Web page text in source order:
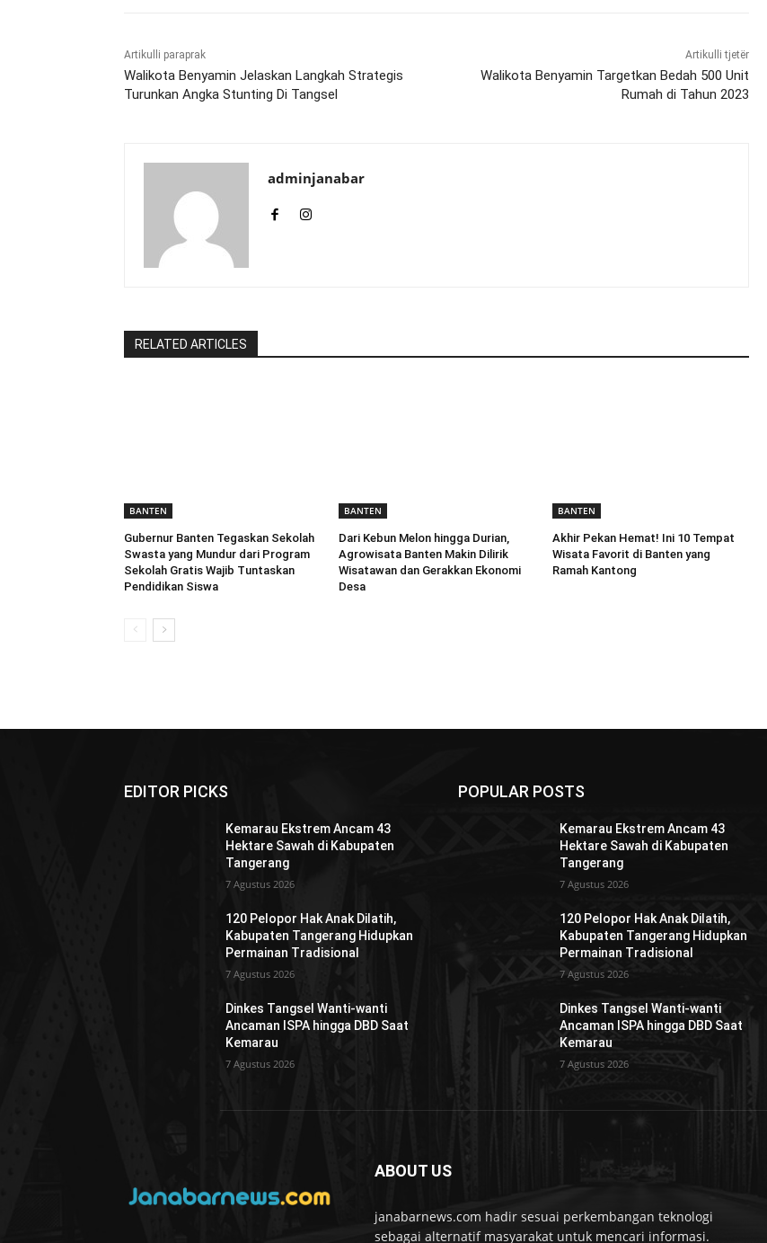
Artikulli paraprak
Walikota Benyamin Jelaskan Langkah Strategis
Turunkan Angka Stunting Di Tangsel
Artikulli tjetër
Walikota Benyamin Targetkan Bedah 500 Unit
Rumah di Tahun 2023
adminjanabar
RELATED ARTICLES
BANTEN
Gubernur Banten Tegaskan Sekolah
Swasta yang Mundur dari Program
Sekolah Gratis Wajib Tuntaskan
Pendidikan Siswa
BANTEN
Dari Kebun Melon hingga Durian,
Agrowisata Banten Makin Dilirik
Wisatawan dan Gerakkan Ekonomi
Desa
BANTEN
Akhir Pekan Hemat! Ini 10 Tempat
Wisata Favorit di Banten yang
Ramah Kantong
EDITOR PICKS
Kemarau Ekstrem Ancam 43
Hektare Sawah di Kabupaten
Tangerang
7 Agustus 2026
120 Pelopor Hak Anak Dilatih,
Kabupaten Tangerang Hidupkan
Permainan Tradisional
7 Agustus 2026
Dinkes Tangsel Wanti-wanti
Ancaman ISPA hingga DBD Saat
Kemarau
7 Agustus 2026
POPULAR POSTS
Kemarau Ekstrem Ancam 43
Hektare Sawah di Kabupaten
Tangerang
7 Agustus 2026
120 Pelopor Hak Anak Dilatih,
Kabupaten Tangerang Hidupkan
Permainan Tradisional
7 Agustus 2026
Dinkes Tangsel Wanti-wanti
Ancaman ISPA hingga DBD Saat
Kemarau
7 Agustus 2026
ABOUT US
janabarnews.com hadir sesuai perkembangan teknologi
sebagai alternatif masyarakat untuk mencari informasi.